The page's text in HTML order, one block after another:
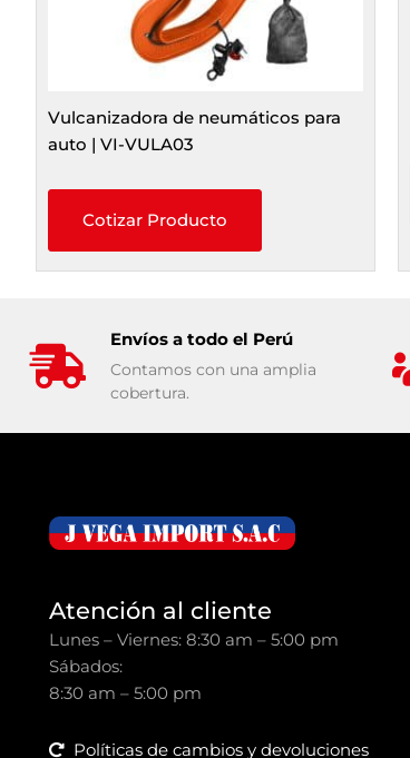
Vulcanizadora de neumáticos para
auto | VI-VULA03
Cotizar Producto
Envíos a todo el Perú
Contamos con una amplia
cobertura.
Atención al cliente
Lunes – Viernes: 8:30 am – 5:00 pm
Sábados:
8:30 am – 5:00 pm
Políticas de cambios y devoluciones